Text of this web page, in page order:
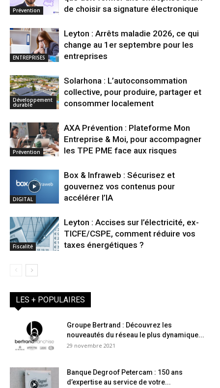
Prévention
de choisir sa signature électronique
ENTREPRISES
Leyton : Arrêts maladie 2026, ce qui
change au 1er septembre pour les
entreprises
Développement
durable
Solarhona : L’autoconsommation
collective, pour produire, partager et
consommer localement
Prévention
AXA Prévention : Plateforme Mon
Entreprise & Moi, pour accompagner
les TPE PME face aux risques
DIGITAL
Box & Infraweb : Sécurisez et
gouvernez vos contenus pour
accélérer l’IA
Fiscalité
Leyton : Accises sur l’électricité, ex-
TICFE/CSPE, comment réduire vos
taxes énergétiques ?
LES + POPULAIRES
Groupe Bertrand : Découvrez les
nouveautés du réseau le plus dynamique...
29 novembre 2021
Banque Degroof Petercam : 150 ans
d’expertise au service de votre...